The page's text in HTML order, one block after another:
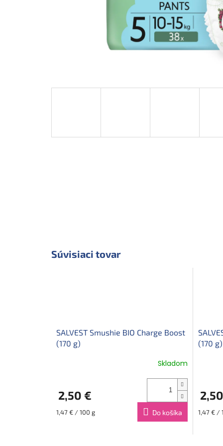
Súvisiaci tovar
SALVEST Smushie BIO Charge Boost
(170 g)
Skladom
2,50 €
Jednotková
1,47 € / 100 g Do košíka
(170 g)
1,47 € /